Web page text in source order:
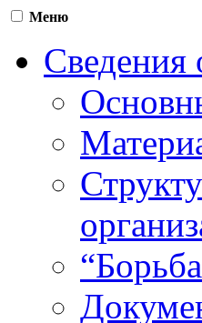
Меню
Сведения